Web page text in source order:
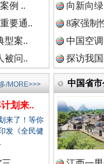
新闻网
新闻网
新闻网
高
例 ..
要通..
型案..
被问..
向新向
8家强制
中国空
探访我
划来..
来了！等你
发《全民健
/MORE>>> 中国省